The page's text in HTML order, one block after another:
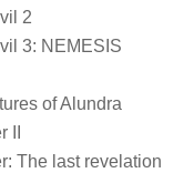
2
3: NEMESIS
of Alundra
The last revelation